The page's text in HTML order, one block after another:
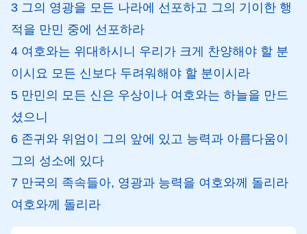
3 그의 영광을 모든 나라에 선포하고 그의 기이한 행
적을 만민 중에 선포하라
4 여호와는 위대하시니 우리가 크게 찬양해야 할 분
이시요 모든 신보다 두려워해야 할 분이시라
5 만민의 모든 신은 우상이나 여호와는 하늘을 만드
셨으니
6 존귀와 위엄이 그의 앞에 있고 능력과 아름다움이
그의 성소에 있다
7 만국의 족속들아, 영광과 능력을 여호와께 돌리라
여호와께 돌리라